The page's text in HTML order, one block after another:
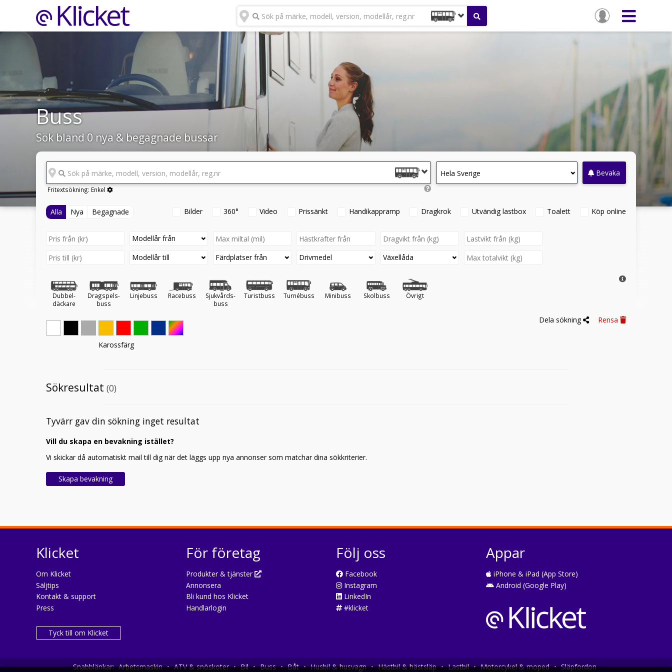
Sök på märke, modell, version, modellår, reg.nr
Buss
Sök bland 0 nya & begagnade bussar
Sök på märke, modell, version, modellår, reg.nr
Fritextsökning: Enkel
Hela Sverige Bevaka
Alla Nya Begagnade Bilder 360° Video Prissänkt Handikappramp Dragkrok Utvändig lastbox Toalett Köp online
Modellår från
Modellår till
Färdplatser från Drivmedel Växellåda
Dubbel-
däckare
Dragspels-
buss
Linjebuss Racebuss
Sjukvårds-
buss
Turistbuss Turnébuss Minibuss Skolbuss Övrigt
Karossfärg
Dela sökning Rensa
Sökresultat (0)
Tyvärr gav din sökning inget resultat
Vill du skapa en bevakning istället?
Vi skickar då automatiskt mail till dig när det läggs upp nya annonser som matchar dina sökkriterier.
Skapa bevakning
Klicket
Om Klicket
Säljtips
Kontakt & support
Press
Tyck till om Klicket
För företag
Produkter & tjänster
Annonsera
Bli kund hos Klicket
Handlarlogin
Följ oss
Facebook
Instagram
LinkedIn
#klicket
Appar
iPhone & iPad (App Store)
Android (Google Play)
Snabblänkar: Arbetsmaskin • ATV & snöskoter • Bil • Buss • Båt • Husbil & husvagn • Hästbil & hästsläp • Lastbil • Motorcykel & moped • Släpfordon